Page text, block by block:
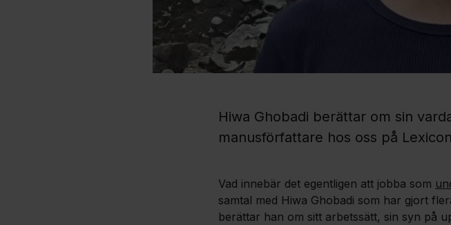
Hiwa Ghobadi berättar om sin
manusförfattare hos oss på
Vad innebär det egentligen att jobba som
samtal med Hiwa Ghobadi som har gjort
berättar han om sitt arbetssätt, sin syn på